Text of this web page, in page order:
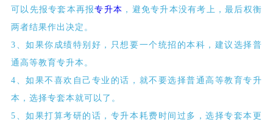
可以先报专套本再报专升本 ，避免专升本没有考上，最后权衡
两者结果作出决定。
3、如果你成绩特别好，只想要一个统招的本科，建议选择普
通高等教育专升本。
4、如果不喜欢自己专业的话，就不要选择普通高等教育专升
本，选择专套本就可以了。
5、如果打算考研的话，专升本耗费时间过多，选择专套本更